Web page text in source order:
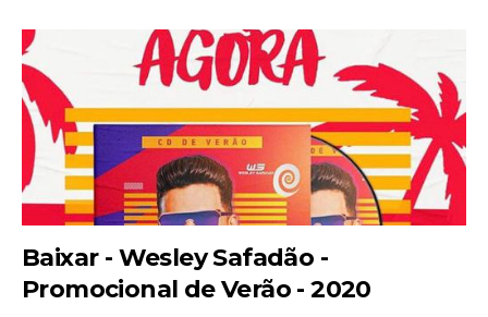
Baixar - Wesley Safadão -
Promocional de Verão - 2020